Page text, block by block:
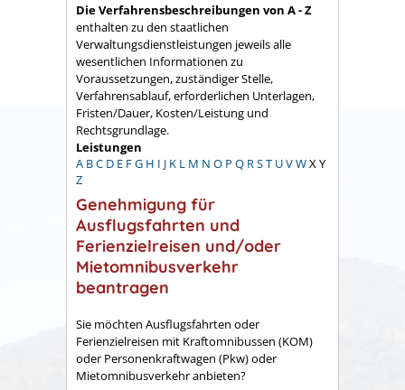
Die Verfahrensbeschreibungen von A - Z
enthalten zu den staatlichen
Verwaltungsdienstleistungen jeweils alle
wesentlichen Informationen zu
Voraussetzungen, zuständiger Stelle,
Verfahrensablauf, erforderlichen Unterlagen,
Fristen/Dauer, Kosten/Leistung und
Rechtsgrundlage.
Leistungen
A BC D E FG H I J K L M N O P Q RST UVWX Y
Z
Genehmigung für
Ausflugsfahrten und
Ferienzielreisen und/oder
Mietomnibusverkehr
beantragen
Sie möchten Ausflugsfahrten oder
Ferienzielreisen mit Kraftomnibussen (KOM)
oder Personenkraftwagen (Pkw) oder
Mietomnibusverkehr anbieten?